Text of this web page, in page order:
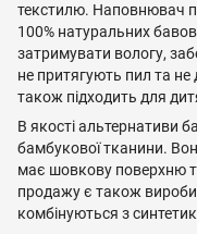
текстилю. Наповнювач
100% натуральних
затримувати вологу,
не притягують пил та
також підходить для
В якості альтернативи
бамбукової тканини.
має шовкову поверхню
продажу є також
комбінуються з